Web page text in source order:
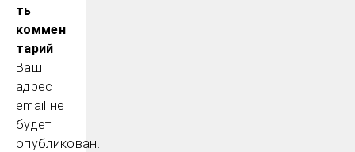
ть
коммен
тарий
Ваш
адрес
email не
будет
опубликован.